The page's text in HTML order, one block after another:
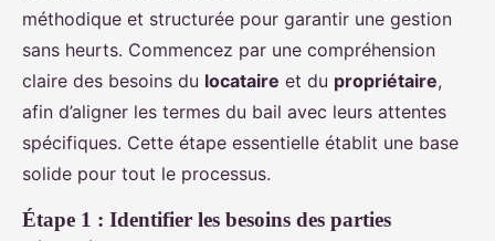
méthodique et structurée pour garantir une gestion
sans heurts. Commencez par une compréhension
claire des besoins du locataire et du propriétaire,
afin d’aligner les termes du bail avec leurs attentes
spécifiques. Cette étape essentielle établit une base
solide pour tout le processus.
Étape 1 : Identifier les besoins des parties